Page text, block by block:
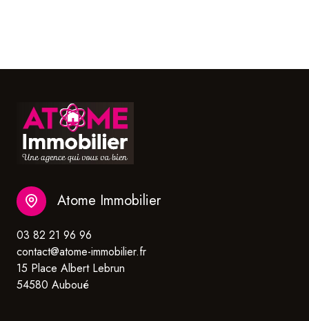
Atome Immobilier
03 82 21 96 96
contact@atome-immobilier.fr
15 Place Albert Lebrun
54580 Auboué